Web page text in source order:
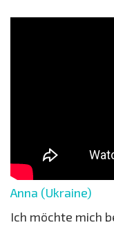
Anna (Ukraine)
Ich möchte mich